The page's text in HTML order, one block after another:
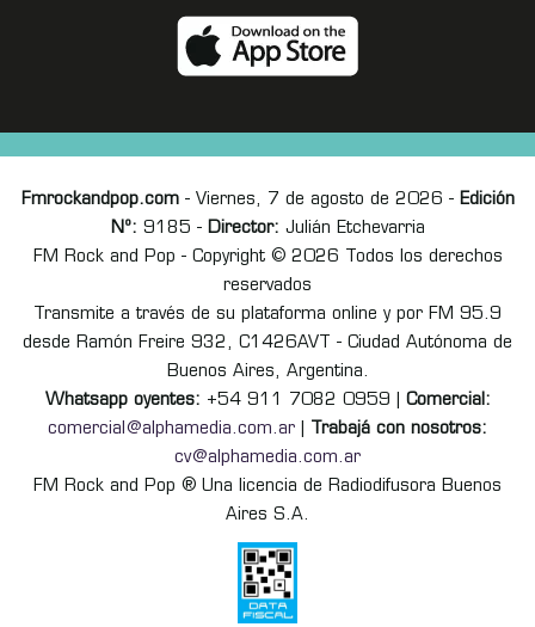
Fmrockandpop.com- Viernes, 7 de agosto de 2026 - Edición
Nº: 9185 - Director: Julián Etchevarria
FM Rock and Pop - Copyright © 2026 Todos los derechos
reservados
Transmite a través de su plataforma online y por FM 95.9
desde Ramón Freire 932, C1426AVT - Ciudad Autónoma de
Buenos Aires, Argentina.
Whatsapp oyentes: +54 911 7082 0959 | Comercial:
comercial@alphamedia.com.ar
Trabajá con nosotros:
cv@alphamedia.com.ar
FM Rock and Pop ® Una licencia de Radiodifusora Buenos
Aires S.A.